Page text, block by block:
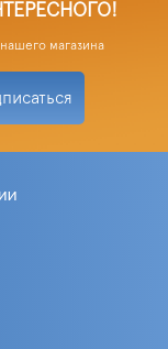
магазина